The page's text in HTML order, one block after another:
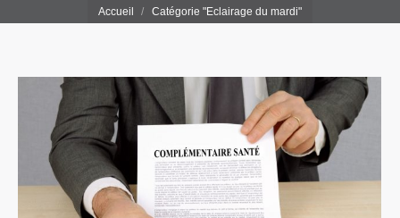
Vous êtes ici :
Accueil Catégorie "Eclairage du mardi"